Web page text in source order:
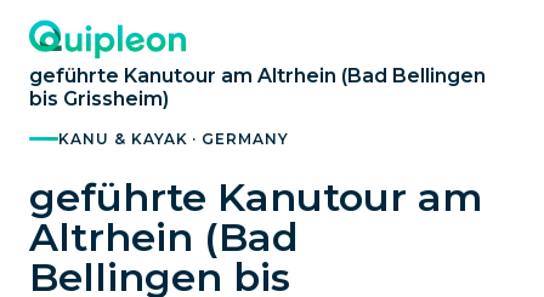
geführte Kanutour am Altrhein (Bad Bellingen
bis Grissheim)
KANU & KAYAK · GERMANY
geführte Kanutour am
Altrhein (Bad
Bellingen bis